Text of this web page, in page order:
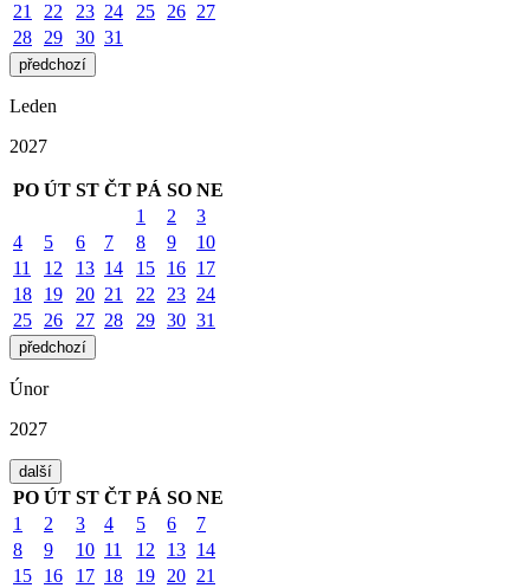
21
22 23 24 25 26 27
28 29 30 31
předchozí
Leden
2027
PO ÚT ST ČT PÁ SO NE
1
2
3
4
5 6 7 8 9
10
11
12 13 14 15 16 17
18
19 20 21 22 23 24
25 26 27 28 29 30 31
předchozí
Únor
2027
další
PO ÚT ST ČT PÁ SO NE
1
2 3 4 5 6
7
8
9 10 11 12 13 14
15
16 17 18 19 20 21